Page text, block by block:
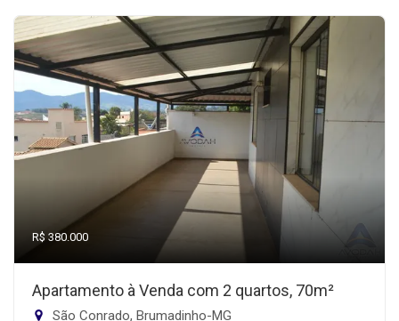
R$ 380.000
Apartamento à Venda com 2 quartos, 70m²
São Conrado, Brumadinho-MG